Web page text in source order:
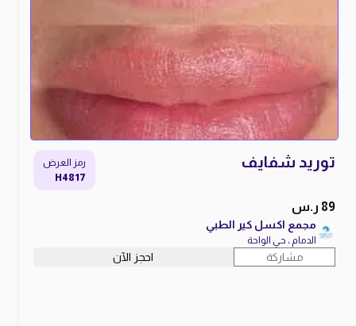
توريد شفايف
89 ر.س
رمز العرض
H4817
مجمع اكسل كير الطبي
الدمام ، حي الواحة
مشاركة احجز الآن